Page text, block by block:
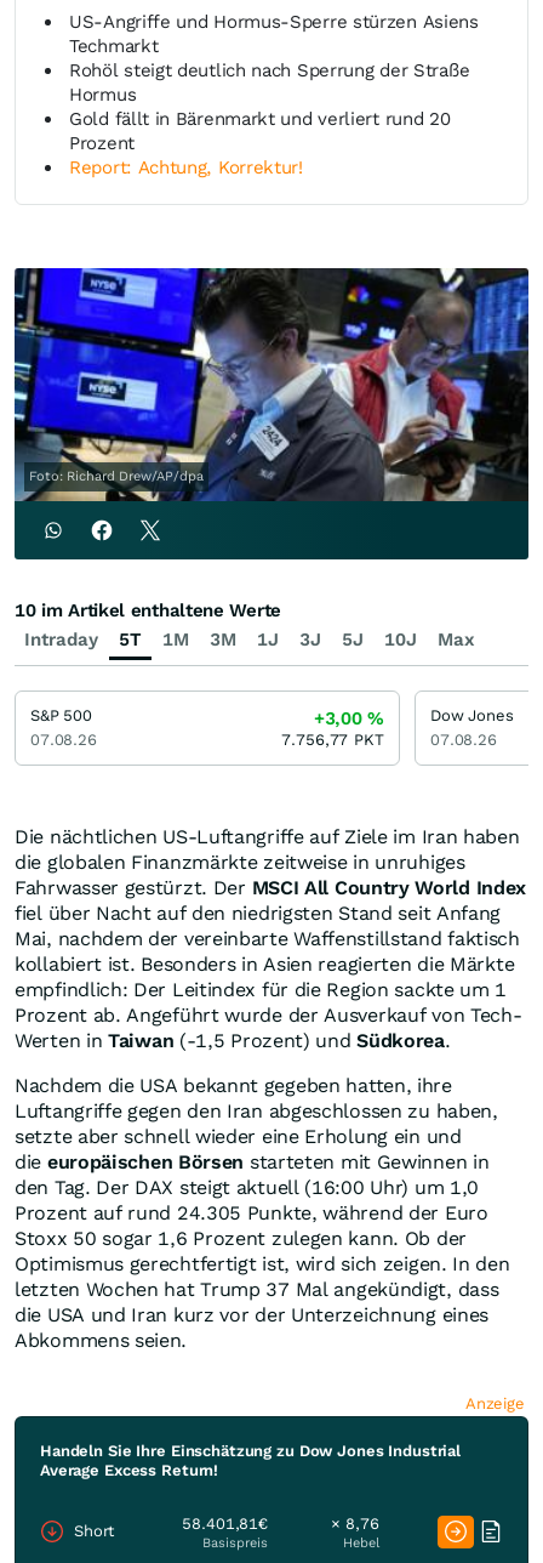
US-Angriffe und Hormus-Sperre stürzen Asiens
Techmarkt
Rohöl steigt deutlich nach Sperrung der Straße
Hormus
Gold fällt in Bärenmarkt und verliert rund 20
Prozent
Report: Achtung, Korrektur!
Foto: Richard Drew/AP/dpa
Die nächtlichen US-Luftangriffe auf Ziele im Iran haben
die globalen Finanzmärkte zeitweise in unruhiges
Fahrwasser gestürzt. Der MSCI All Country World Index
fiel über Nacht auf den niedrigsten Stand seit Anfang
Mai, nachdem der vereinbarte Waffenstillstand faktisch
kollabiert ist. Besonders in Asien reagierten die Märkte
empfindlich: Der Leitindex für die Region sackte um 1
Prozent ab. Angeführt wurde der Ausverkauf von Tech-
Werten in Taiwan (-1,5 Prozent) undSüdkorea.
Nachdem die USA bekannt gegeben hatten, ihre
Luftangriffe gegen den Iran abgeschlossen zu haben,
setzte aber schnell wieder eine Erholung ein und
die europäischen Börsen starteten mit Gewinnen in
den Tag. Der DAX steigt aktuell (16:00 Uhr) um 1,0
Prozent auf rund 24.305 Punkte, während der Euro
Stoxx 50 sogar 1,6 Prozent zulegen kann. Ob der
Optimismus gerechtfertigt ist, wird sich zeigen. In den
letzten Wochen hat Trump 37 Mal angekündigt, dass
die USA und Iran kurz vor der Unterzeichnung eines
Abkommens seien.
Anzeige
Handeln Sie Ihre Einschätzung zu Dow Jones Industrial
Average Excess Return!
Short 58.401,81€
Basispreis
× 8,76
Hebel
Intraday 5T 1M 3M 1J 3J 5J 10J Max
10 im Artikel enthaltene Werte
S&P 500
07.08.26
+3,00%
7.756,77 PKT
Dow Jones
07.08.26